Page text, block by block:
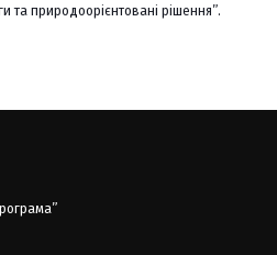
та природоорієнтовані рішення”.